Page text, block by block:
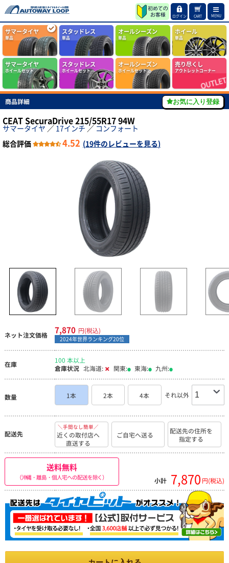
ログイン CART MENU
サマータイヤ
単品
スタッドレス
単品
オールシーズン
単品
ホイール
単品
サマータイヤ
ホイールセット
スタッドレス
ホイールセット
オールシーズン
ホイールセット
売り尽くし
アウトレットコーナー
商品詳細 お気に入り登録
CEAT SecuraDrive 215/55R17 94W
サマータイヤ ／ 17インチ ／ コンフォート
総合評価
4.52 (19件のレビューを見る)
ネット注文価格 7,870 円(税込)
2024年世界ランキング20位
在庫
100 本以上
倉庫状況 北海道: 関東: 東海: 九州:
数量 1本 2本 4本 それ以外
配送先
＼手間なし簡単／
近くの取付店へ
直送する
ご自宅へ送る
配送先の住所を
指定する
送料無料
（沖縄・離島・個人宅への配送を除く） 小計 7,870 円(税込)